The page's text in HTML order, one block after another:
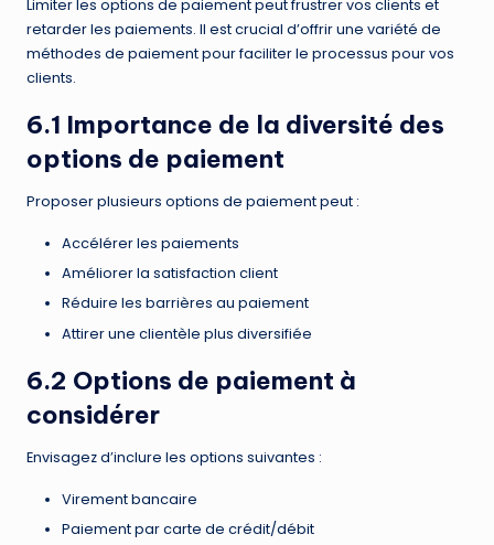
Limiter les options de paiement peut frustrer vos clients et
retarder les paiements. Il est crucial d’offrir une variété de
méthodes de paiement pour faciliter le processus pour vos
clients.
6.1 Importance de la diversité des
options de paiement
Proposer plusieurs options de paiement peut :
Accélérer les paiements
Améliorer la satisfaction client
Réduire les barrières au paiement
Attirer une clientèle plus diversifiée
6.2 Options de paiement à
considérer
Envisagez d’inclure les options suivantes :
Virement bancaire
Paiement par carte de crédit/débit